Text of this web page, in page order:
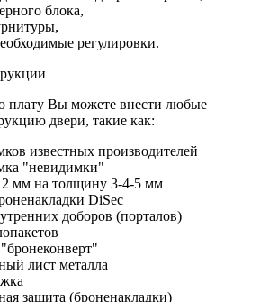
блока,
регулировки.
плату Вы можете внести любые
двери, такие как:
известных производителей
"невидимки"
2 мм на толщину 3-4-5 мм
DiSec
доборов (порталов)
лист металла
защита (броненакладки)